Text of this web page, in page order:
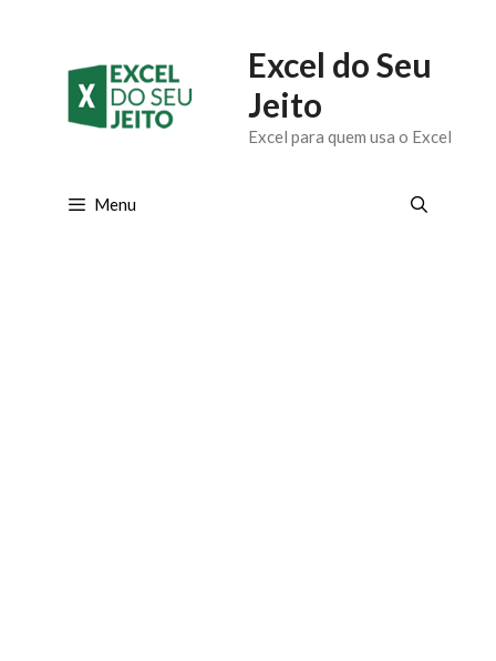
Excel do Seu
Jeito
Excel para quem usa o Excel
Menu